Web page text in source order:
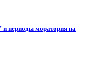
и периоды моратория на